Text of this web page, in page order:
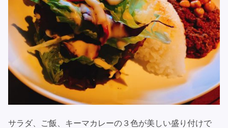
サラダ、ご飯、キーマカレーの３色が美しい盛り付けで